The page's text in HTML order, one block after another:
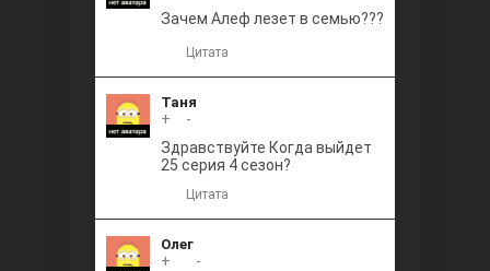
Зачем Алеф лезет в семью???
Цитата
Таня
+
-
Здравствуйте Когда выйдет
25 серия 4 сезон?
Цитата
Олег
+
-